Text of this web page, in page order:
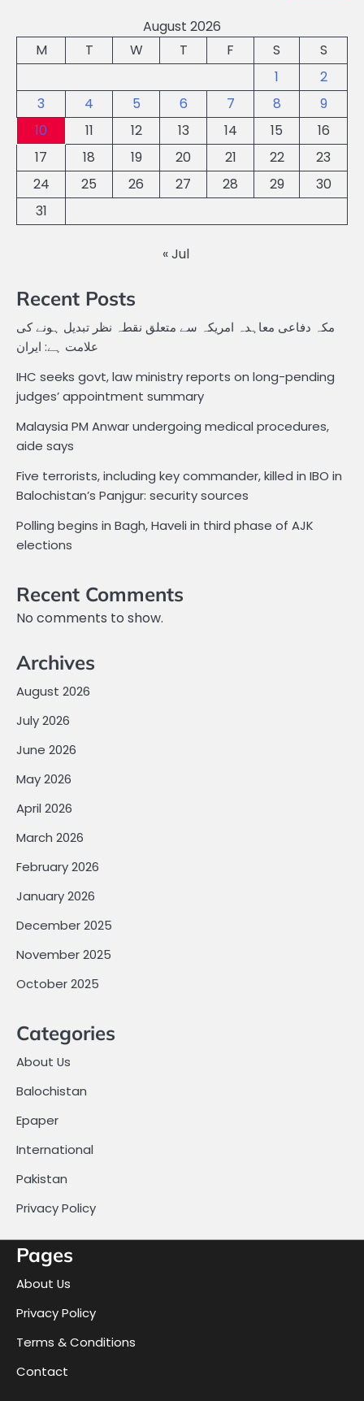
August 2026
M
T W T F S
S
1
2
3
4 5 6 7 8
9
10
11 12 13 14 15
16
17
18 19 20 21 22
23
24
25 26 27 28 29
30
31
« Jul
Recent Posts
مکہ دفاعی معاہدہ امریکہ سے متعلق نقطہ نظر تبدیل ہونے کی
علامت ہے: ایران
IHC seeks govt, law ministry reports on long-pending
judges’ appointment summary
Malaysia PM Anwar undergoing medical procedures,
aide says
Five terrorists, including key commander, killed in IBO in
Balochistan’s Panjgur: security sources
Polling begins in Bagh, Haveli in third phase of AJK
elections
Recent Comments
No comments to show.
Archives
August 2026
July 2026
June 2026
May 2026
April 2026
March 2026
February 2026
January 2026
December 2025
November 2025
October 2025
Categories
About Us
Balochistan
Epaper
International
Pakistan
Privacy Policy
Pages
About Us
Privacy Policy
Terms & Conditions
Contact